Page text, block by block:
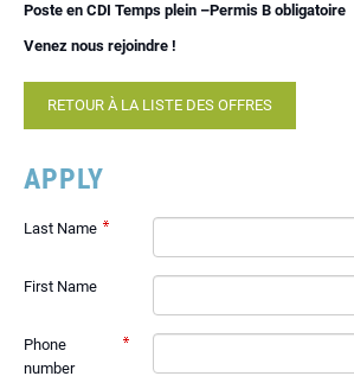
Poste en CDI Temps plein –Permis B obligatoire
Venez nous rejoindre !
RETOUR À LA LISTE DES OFFRES
APPLY
Last Name
First Name
Phone
number